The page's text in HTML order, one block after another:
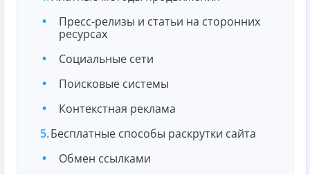
Пресс-релизы и статьи на сторонних
ресурсах
Социальные сети
Поисковые системы
Контекстная реклама
Бесплатные способы раскрутки сайта
Обмен ссылками